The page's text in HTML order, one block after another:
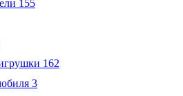
155
162
3